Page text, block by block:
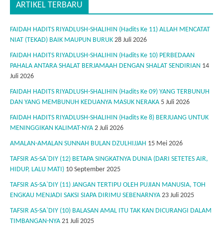
ARTIKEL TERBARU
FAIDAH HADITS RIYADLUSH-SHALIHIN (Hadits Ke 11) ALLAH MENCATAT
NIAT (TEKAD) BAIK MAUPUN BURUK 28 Juli 2026
FAIDAH HADITS RIYADLUSH-SHALIHIN (Hadits Ke 10) PERBEDAAN
PAHALA ANTARA SHALAT BERJAMAAH DENGAN SHALAT SENDIRIAN 14
Juli 2026
FAIDAH HADITS RIYADLUSH-SHALIHIN (Hadits Ke 09) YANG TERBUNUH
DAN YANG MEMBUNUH KEDUANYA MASUK NERAKA 5 Juli 2026
FAIDAH HADITS RIYADLUSH-SHALIHIN (Hadits Ke 8) BERJUANG UNTUK
MENINGGIKAN KALIMAT-NYA 2 Juli 2026
AMALAN-AMALAN SUNNAH BULAN DZULHIJJAH 15 Mei 2026
TAFSIR AS-SA`DIY (12) BETAPA SINGKATNYA DUNIA (DARI SETETES AIR,
HIDUP, LALU MATI) 10 September 2025
TAFSIR AS-SA`DIY (11) JANGAN TERTIPU OLEH PUJIAN MANUSIA, TOH
ENGKAU MENJADI SAKSI SIAPA DIRIMU SEBENARNYA 23 Juli 2025
TAFSIR AS-SA`DIY (10) BALASAN AMAL ITU TAK KAN DICURANGI DALAM
TIMBANGAN-NYA 21 Juli 2025